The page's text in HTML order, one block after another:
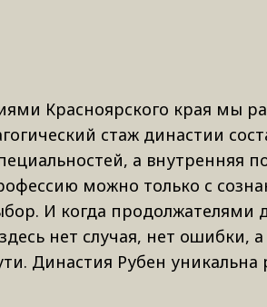
Красноярского края мы
стаж династии
а внутренняя
можно только с
И когда продолжателями
нет случая, нет ошибки, а
Династия Рубен